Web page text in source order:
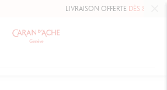
LIVRAISON OFFERTEDÈS 80 CHF.